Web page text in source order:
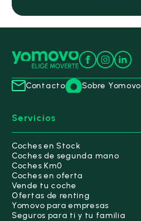
Contacto Sobre Yomovo
Servicios
Coches en Stock
Coches de segunda mano
Coches Km0
Coches en oferta
Vende tu coche
Ofertas de renting
Yomovo para empresas
Seguros para ti y tu familia